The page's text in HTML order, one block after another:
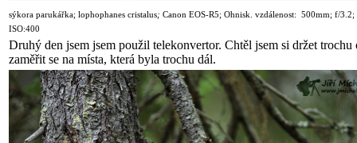
sýkora parukářka; lophophanes cristalus; Canon EOS-R5; Ohnisk. vzdálenost: 500mm; f/3.2;
ISO:400
Druhý den jsem jsem použil telekonvertor. Chtěl jsem si držet trochu
zaměřit se na místa, která byla trochu dál.